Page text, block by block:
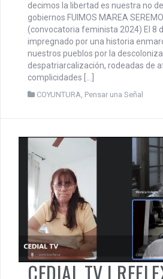
decimos la libertad es nuestra no
gobiernos FUIMOS MAREA
(convocatoria feminista 2024) El 8
impregnado por una historia
nuestros pueblos por la
despatriarcalización, rodeadas de
complicidades […]
COYUNTURA, Pensar una Señal
CEDIAL TV |